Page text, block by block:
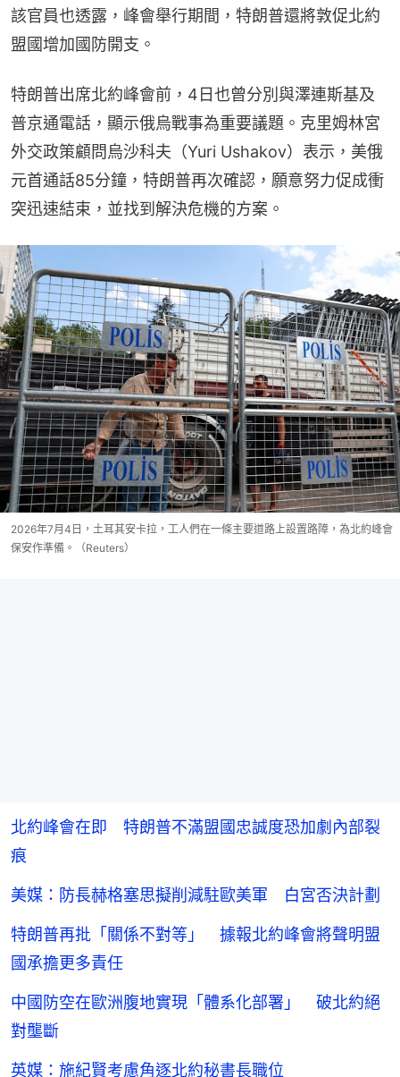
該官員也透露，峰會舉行期間，特朗普還將敦促北約
盟國增加國防開支。
特朗普出席北約峰會前，4日也曾分別與澤連斯基及
普京通電話，顯示俄烏戰事為重要議題。克里姆林宮
外交政策顧問烏沙科夫（Yuri Ushakov）表示，美俄
元首通話85分鐘，特朗普再次確認，願意努力促成衝
突迅速結束，並找到解決危機的方案。
2026年7月4日，土耳其安卡拉，工人們在一條主要道路上設置路障，為北約峰會
保安作準備。（Reuters）
北約峰會在即 特朗普不滿盟國忠誠度恐加劇內部裂
痕
美媒：防長赫格塞思擬削減駐歐美軍 白宮否決計劃
特朗普再批「關係不對等」 據報北約峰會將聲明盟
國承擔更多責任
中國防空在歐洲腹地實現「體系化部署」 破北約絕
對壟斷
英媒：施紀賢考慮角逐北約秘書長職位